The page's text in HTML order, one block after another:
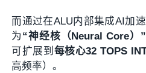
而通过在ALU内部集成AI加
为 “神经核（Neural Core）”
可扩展到 每核心32 TOPS
高频率）。